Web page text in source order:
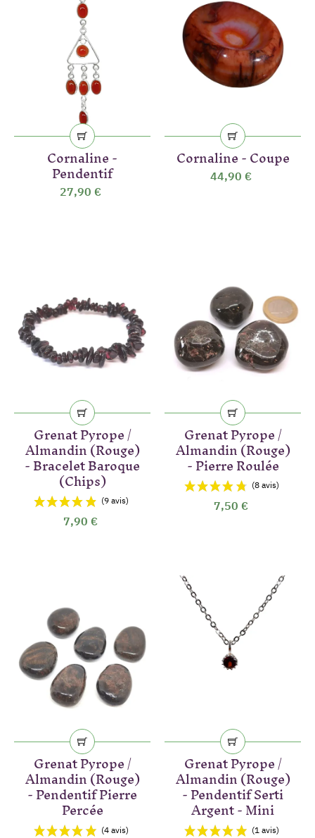
(8 avis)
(3 avis)
Cornaline -
Pendentif
27,90 €
Cornaline - Coupe
44,90 €
Grenat Pyrope /
Almandin (Rouge)
- Bracelet Baroque
(Chips)
7,90 €
Grenat Pyrope /
Almandin (Rouge)
- Pierre Roulée
7,50 €
Grenat Pyrope /
Almandin (Rouge)
- Pendentif Pierre
Percée
Grenat Pyrope /
Almandin (Rouge)
- Pendentif Serti
Argent - Mini